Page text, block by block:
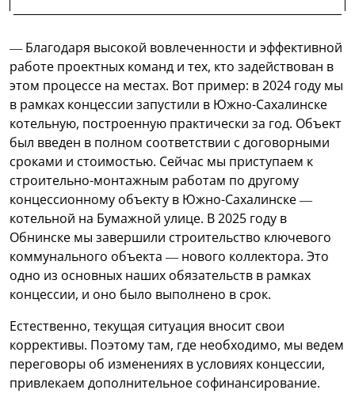
— Благодаря высокой вовлеченности и эффективной
работе проектных команд и тех, кто задействован в
этом процессе на местах. Вот пример: в 2024 году мы
в рамках концессии запустили в Южно-Сахалинске
котельную, построенную практически за год. Объект
был введен в полном соответствии с договорными
сроками и стоимостью. Сейчас мы приступаем к
строительно-монтажным работам по другому
концессионному объекту в Южно-Сахалинске —
котельной на Бумажной улице. В 2025 году в
Обнинске мы завершили строительство ключевого
коммунального объекта — нового коллектора. Это
одно из основных наших обязательств в рамках
концессии, и оно было выполнено в срок.
Естественно, текущая ситуация вносит свои
коррективы. Поэтому там, где необходимо, мы ведем
переговоры об изменениях в условиях концессии,
привлекаем дополнительное софинансирование.